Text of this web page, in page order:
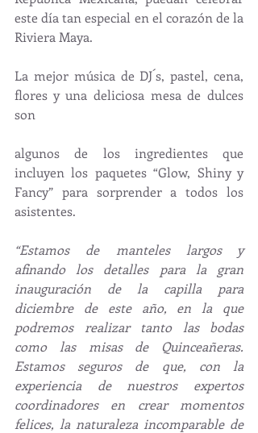
este día tan especial en el corazón de la
Riviera Maya.
La mejor música de DJ´s, pastel, cena,
flores y una deliciosa mesa de dulces
son
algunos de los ingredientes que
incluyen los paquetes “Glow, Shiny y
Fancy” para sorprender a todos los
asistentes.
“Estamos de manteles largos y
afinando los detalles para la gran
inauguración de la capilla para
diciembre de este año, en la que
podremos realizar tanto las bodas
como las misas de Quinceañeras.
Estamos seguros de que, con la
experiencia de nuestros expertos
coordinadores en crear momentos
felices, la naturaleza incomparable de